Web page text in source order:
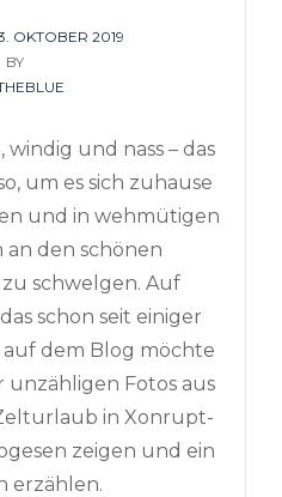
ON
OKTOBER 2019
BY
windig und nass – das
um es sich zuhause
und in wehmütigen
den schönen
schwelgen. Auf
schon seit einiger
auf dem Blog möchte
unzähligen Fotos aus
in Xonrupt-
zeigen und ein
erzählen.